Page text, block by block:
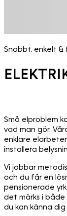
Snabbt, enkelt &
Små elproblem
vad man gör.
enklare
installera
Vi jobbar
och du får en
pensionerade
det märks i
du kan känna